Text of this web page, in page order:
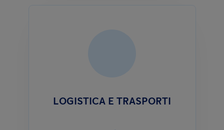
LOGISTICA E TRASPORTI